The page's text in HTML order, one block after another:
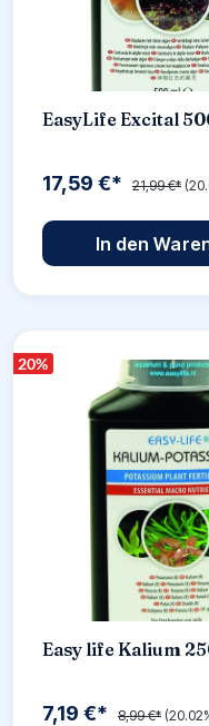
EasyLife Excital
17,59 €* 21,99 €*
In den
20%
Easy life Kalium
7,19 €* 8,99 €*